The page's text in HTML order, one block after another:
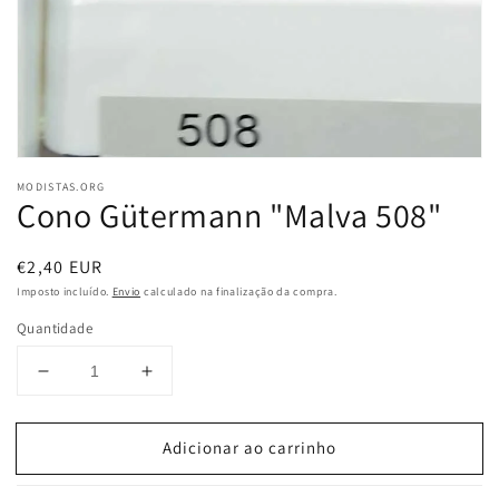
MODISTAS.ORG
Cono Gütermann "Malva 508"
Preço
normal
€2,40 EUR
Imposto incluído. Envio calculado na finalização da compra.
Quantidade
Diminuir
quantidade
Cono
Aumentar
quantidade
de
Cono
Adicionar ao carrinho